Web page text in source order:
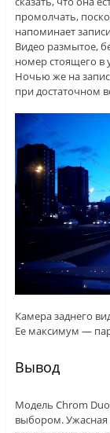
промолчать,
напоминает
Видео размытое,
номер стоящего в
Ночью же на
при достаточном
Камера заднего
Ее максимум —
Вывод
Модель Chrom
выбором. Ужасная